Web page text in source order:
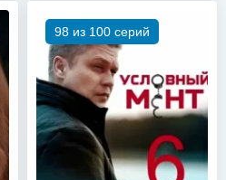
98 из 100 серий